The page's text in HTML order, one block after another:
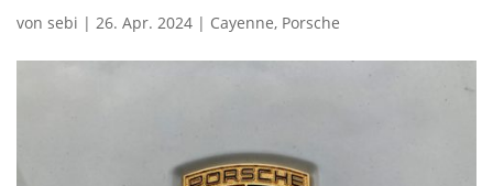
von sebi | 26. Apr. 2024 | Cayenne, Porsche